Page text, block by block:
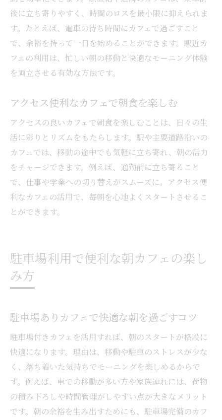
後に立ち寄りやすく、時間のロスを最小限に抑えられま
す。たとえば、電車の待ち時間にカフェで過ごすこと
で、余裕を持って一日を始めることができます。駅近カ
フェの利用は、忙しい朝の移動と快適なモーニング体験
を両立させる有効な方法です。
アクセス便利なカフェで朝食を楽しむ
アクセスの良いカフェで朝食を楽しむことは、日々の生
活に彩りとリズムをもたらします。駅や主要道路沿いの
カフェでは、移動の途中でも気軽に立ち寄れ、朝の活力
をチャージできます。例えば、通勤前に立ち寄ること
で、仕事や学業への切り替えがスムーズに。アクセス便
利なカフェの活用で、毎朝を心地よくスタートさせるこ
とができます。
駐車場利用で便利な朝カフェの楽し
み方
駐車場ありカフェで快適な朝を過ごすコツ
駐車場付きカフェを活用すれば、朝のスタートが格段に
快適になります。理由は、移動や駐車のストレスが少な
く、落ち着いた気持ちでモーニングを楽しめるからで
す。例えば、車での移動が多い方や家族連れには、荷物
の積み下ろしや時間管理がしやすい点が大きなメリット
です。朝の余裕を生み出すためにも、駐車場完備のカフ